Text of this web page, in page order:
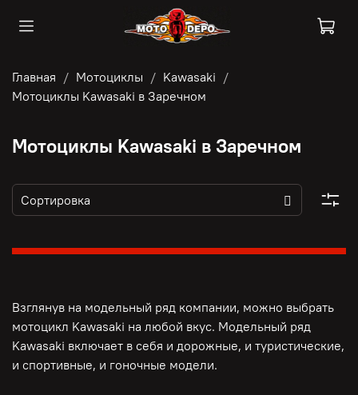
Главная Мотоциклы
Kawasaki
Мотоциклы Kawasaki в Заречном
Мотоциклы Kawasaki в Заречном
Взглянув на модельный ряд компании, можно выбрать
мотоцикл Kawasaki на любой вкус. Модельный ряд
Kawasaki включает в себя и дорожные, и туристические,
и спортивные, и гоночные модели.